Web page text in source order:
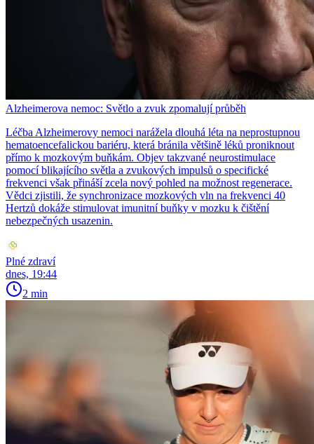
Alzheimerova nemoc: Světlo a zvuk zpomalují průběh
Léčba Alzheimerovy nemoci narážela dlouhá léta na neprostupnou
hematoencefalickou bariéru, která bránila většině léků proniknout
přímo k mozkovým buňkám. Objev takzvané neurostimulace
pomocí blikajícího světla a zvukových impulsů o specifické
frekvenci však přináší zcela nový pohled na možnost regenerace.
Vědci zjistili, že synchronizace mozkových vln na frekvenci 40
Hertzů dokáže stimulovat imunitní buňky v mozku k čištění
nebezpečných usazenin.
Plné zdraví
dnes, 19:44
2 min